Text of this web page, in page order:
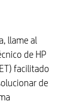
llame al
de HP
facilitado
de